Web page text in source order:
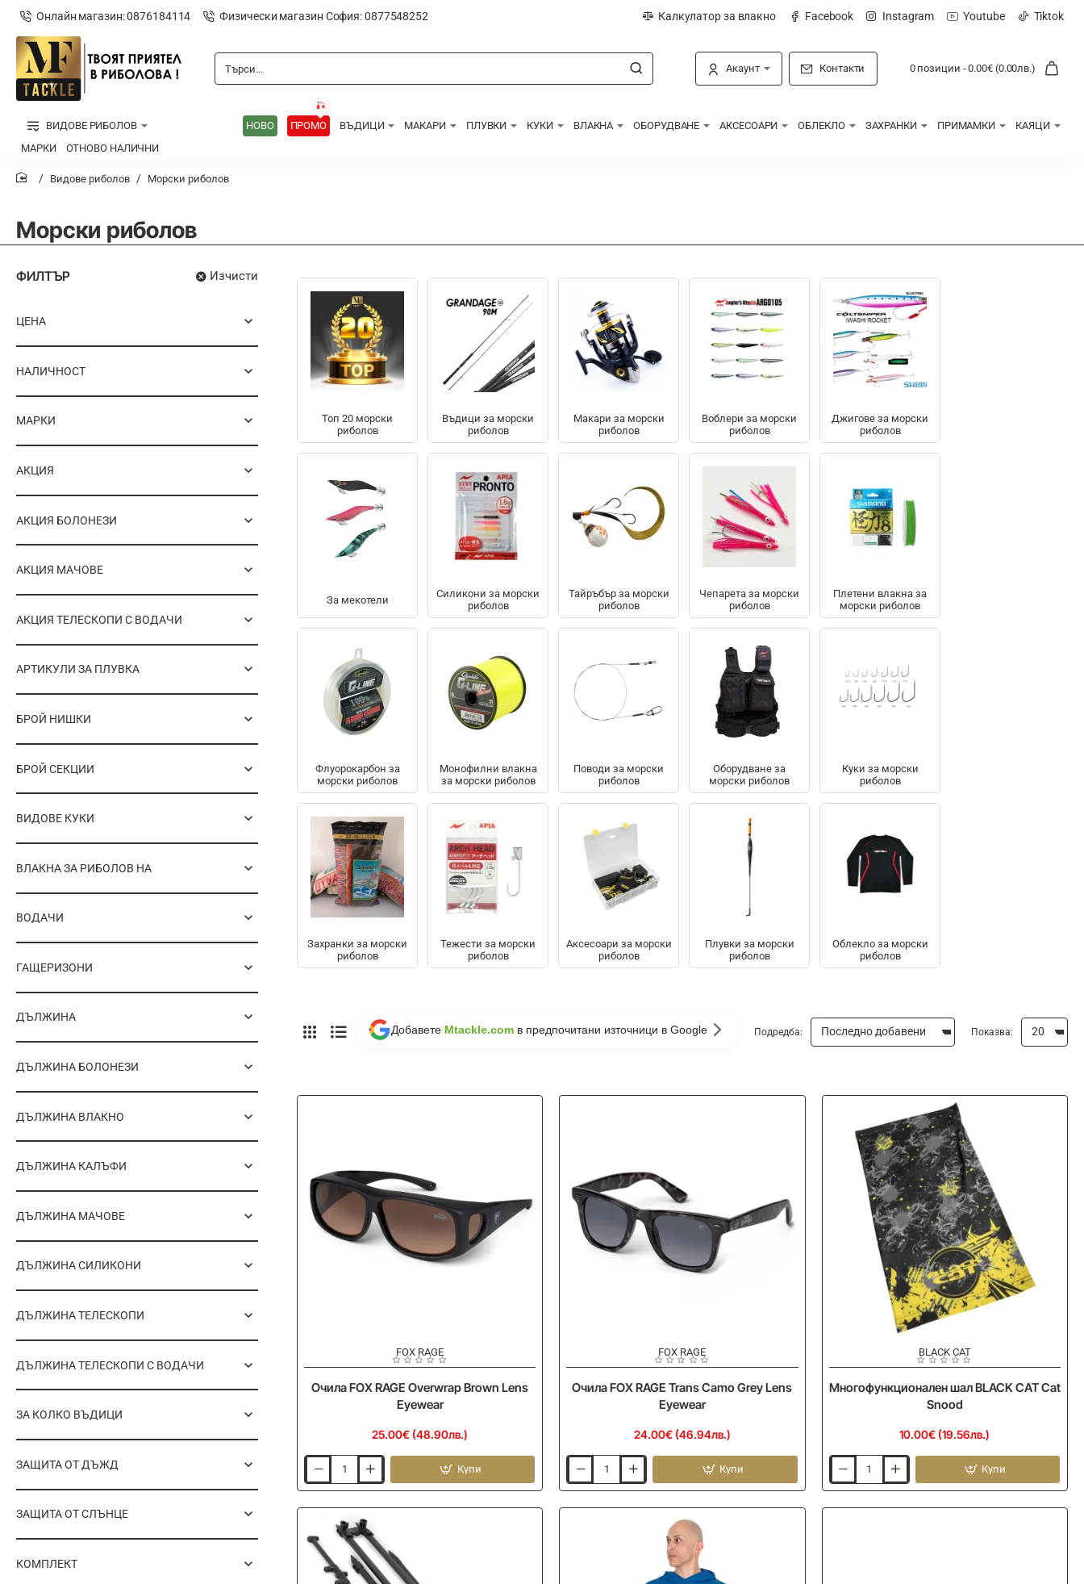
Онлайн магазин: 0876184114 Физически магазин София: 0877548252 Калкулатор за влакно Facebook Instagram Youtube Tiktok
Търси... Акаунт Контакти 0 позиции - 0.00€ (0.00лв.)
ВИДОВЕ РИБОЛОВ НОВО ПРОМО
🎣
ВЪДИЦИ МАКАРИ ПЛУВКИ КУКИ ВЛАКНА ОБОРУДВАНЕ АКСЕСОАРИ ОБЛЕКЛО ЗАХРАНКИ ПРИМАМКИ
КАЯЦИ
МАРКИ
ОТНОВО НАЛИЧНИ
Морски риболов
Видове риболов Морски риболов
ФИЛТЪР Изчисти
ЦЕНА
НАЛИЧНОСТ
МАРКИ
АКЦИЯ
АКЦИЯ БОЛОНЕЗИ
АКЦИЯ МАЧОВЕ
АКЦИЯ ТЕЛЕСКОПИ С ВОДАЧИ
АРТИКУЛИ ЗА ПЛУВКА
БРОЙ НИШКИ
БРОЙ СЕКЦИИ
ВИДОВЕ КУКИ
ВЛАКНА ЗА РИБОЛОВ НА
ВОДАЧИ
ГАЩЕРИЗОНИ
ДЪЛЖИНА
ДЪЛЖИНА БОЛОНЕЗИ
ДЪЛЖИНА ВЛАКНО
ДЪЛЖИНА КАЛЪФИ
ДЪЛЖИНА МАЧОВЕ
ДЪЛЖИНА СИЛИКОНИ
ДЪЛЖИНА ТЕЛЕСКОПИ
ДЪЛЖИНА ТЕЛЕСКОПИ С ВОДАЧИ
ЗА КОЛКО ВЪДИЦИ
ЗАЩИТА ОТ ДЪЖД
ЗАЩИТА ОТ СЛЪНЦЕ
КОМПЛЕКТ
Топ 20 морски
риболов
Въдици за морски
риболов
Макари за морски
риболов
Воблери за морски
риболов
Джигове за морски
риболов
За мекотели
Силикони за морски
риболов
Тайръбър за морски
риболов
Чепарета за морски
риболов
Плетени влакна за
морски риболов
Флуорокарбон за
морски риболов
Монофилни влакна
за морски риболов
Поводи за морски
риболов
Оборудване за
морски риболов
Куки за морски
риболов
Захранки за морски
риболов
Тежести за морски
риболов
Аксесоари за морски
риболов
Плувки за морски
риболов
Облекло за морски
риболов
Добавете Mtackle.com в предпочитани източници в Google Подредба: Показва:
FOX RAGE
Очила FOX RAGE Overwrap Brown Lens
Eyewear
25.00€ (48.90лв.)
FOX
Lens
Eyewear
Купи
FOX RAGE
Очила FOX RAGE Trans Camo Grey Lens
Eyewear
24.00€ (46.94лв.)
FOX
Купи
BLACK CAT
Многофункционален шал BLACK CAT Cat
Snood
10.00€ (19.56лв.)
Многофункционален
шал
Купи